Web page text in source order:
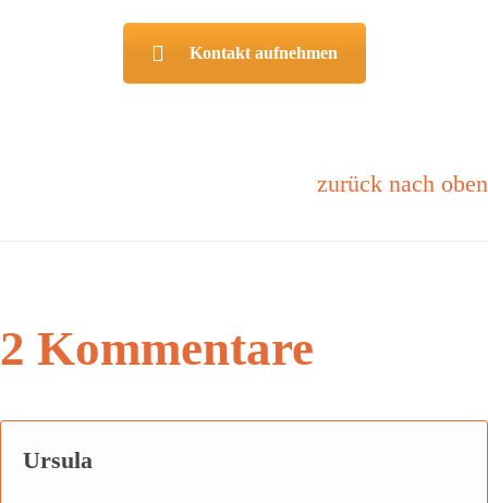
Kontakt aufnehmen
zurück nach oben
2 Kommentare
Ursula